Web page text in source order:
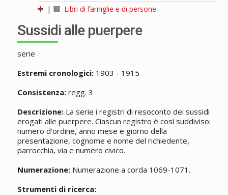
|
Libri di famiglie e di persone
Sussidi alle puerpere
serie
Estremi cronologici:1903 - 1915
Consistenza:regg. 3
Descrizione:La serie i registri di resoconto dei sussidi
erogati alle puerpere. Ciascun registro è così suddiviso:
numero d'ordine, anno mese e giorno della
presentazione, cognome e nome del richiedente,
parrocchia, via e numero civico.
Numerazione:Numerazione a corda 1069-1071.
Strumenti di ricerca: